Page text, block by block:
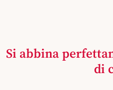
Si abbina
di